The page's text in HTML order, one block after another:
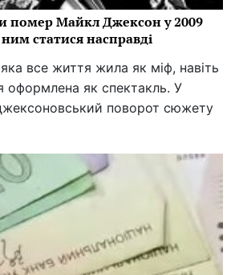
помер Майкл Джексон у 2009
статися насправді
все життя жила як міф, навіть
оформлена як спектакль. У
поворот сюжету